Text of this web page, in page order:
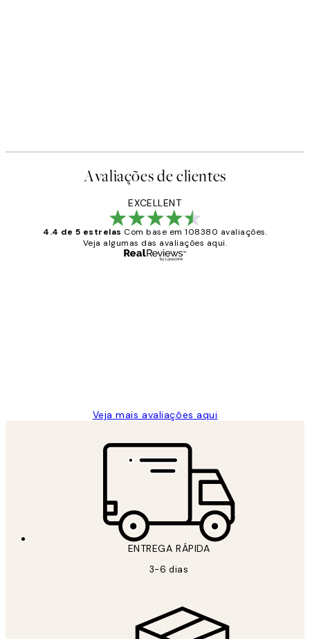
Avaliações de clientes
EXCELLENT
4.4 de 5 estrelas Com base em 108380 avaliações.
Veja algumas das avaliações aqui.
Veja mais avaliações aqui
ENTREGA RÁPIDA
3-6 dias